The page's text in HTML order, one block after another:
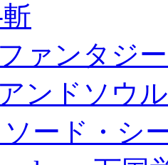
ァンタジ
ンドソウ
ード・シ